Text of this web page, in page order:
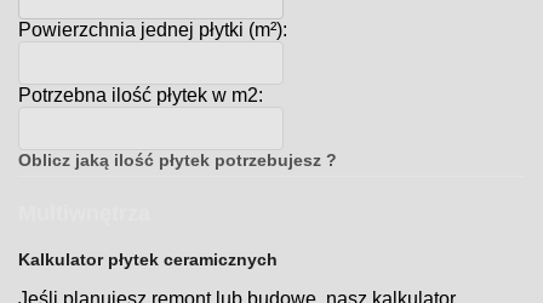
Powierzchnia jednej płytki (m²):
Potrzebna ilość płytek w m2:
Oblicz jaką ilość płytek potrzebujesz ?
Kalkulator płytek ceramicznych
Jeśli planujesz remont lub budowę, nasz kalkulator